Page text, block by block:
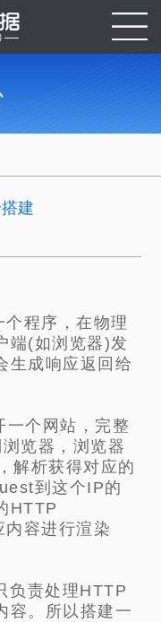
建
程序，在物理
端(如浏览器)发
生成响应返回给
一个网站，完整
览器，浏览器
解析获得对应的
到这个IP的
HTTP
容进行渲染
负责处理HTTP
容。所以搭建一